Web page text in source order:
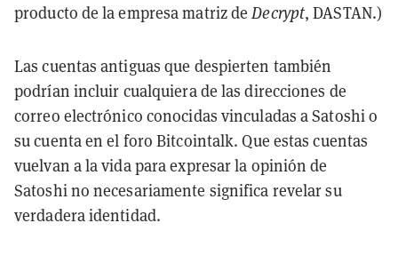
producto de la empresa matriz deDecrypt, DASTAN.)
Las cuentas antiguas que despierten también
podrían incluir cualquiera de las direcciones de
correo electrónico conocidas vinculadas a Satoshi o
su cuenta en el foro Bitcointalk. Que estas cuentas
vuelvan a la vida para expresar la opinión de
Satoshi no necesariamente significa revelar su
verdadera identidad.